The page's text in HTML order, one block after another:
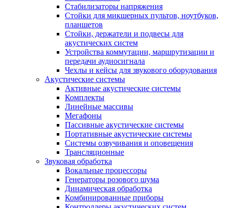
Стабилизаторы напряжения
Стойки для микшерных пультов, ноутбуков,
планшетов
Стойки, держатели и подвесы для
акустических систем
Устройства коммутации, маршрутизации и
передачи аудиосигнала
Чехлы и кейсы для звукового оборудования
Акустические системы
Активные акустические системы
Комплекты
Линейные массивы
Мегафоны
Пассивные акустические системы
Портативные акустические системы
Системы озвучивания и оповещения
Трансляционные
Звуковая обработка
Вокальные процессоры
Генераторы розового шума
Динамическая обработка
Комбинированные приборы